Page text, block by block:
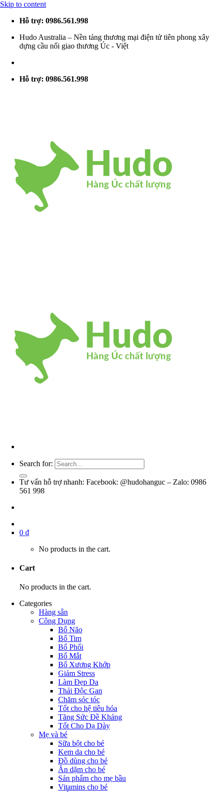
Skip to content
Hỗ trợ: 0986.561.998
Hudo Australia – Nền tảng thương mại điện tử tiên phong xây
dựng cầu nối giao thương Úc - Việt
Hỗ trợ: 0986.561.998
Search for:
Tư vấn hỗ trợ nhanh: Facebook: @hudohanguc – Zalo: 0986
561 998
0 ₫
No products in the cart.
Cart
No products in the cart.
Categories
Hàng sẵn
Công Dụng
Bổ Não
Bổ Tim
Bổ Phổi
Bổ Mắt
Bổ Xương Khớp
Giảm Stress
Làm Đẹp Da
Thải Độc Gan
Chăm sóc tóc
Tốt cho hệ tiêu hóa
Tăng Sức Đề Kháng
Tốt Cho Dạ Dày
Mẹ và bé
Sữa bột cho bé
Kem da cho bé
Đồ dùng cho bé
Ăn dặm cho bé
Sản phẩm cho mẹ bầu
Vitamins cho bé